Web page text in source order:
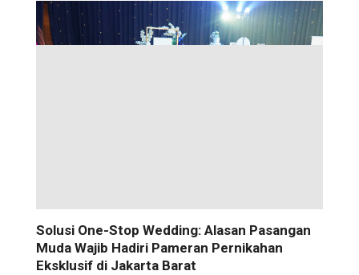
Solusi One-Stop Wedding: Alasan Pasangan
Muda Wajib Hadiri Pameran Pernikahan
Eksklusif di Jakarta Barat